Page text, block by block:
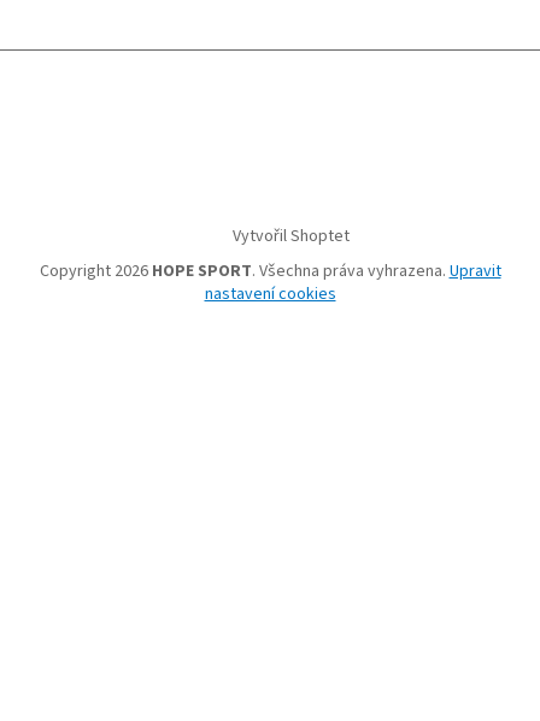
Vytvořil Shoptet
Copyright 2026 HOPE SPORT. Všechna práva vyhrazena. Upravit
nastavení cookies